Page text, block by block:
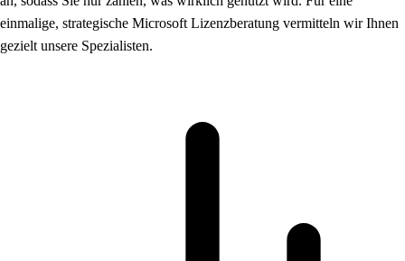
einmalige, strategische Microsoft Lizenzberatung vermitteln wir Ihnen
gezielt unsere Spezialisten.